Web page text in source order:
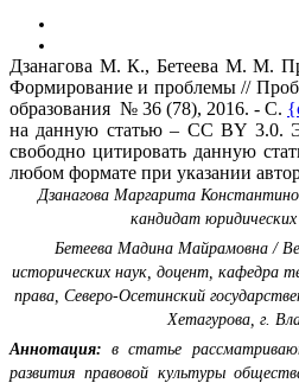
Дзанагова М. К., Бетеева М. М.
Формирование и проблемы //
образования № 36 (78), 2016. - С.
на данную статью – CC BY 3.0.
свободно цитировать данную
любом формате при указании
Дзанагова Маргарита
кандидат
Бетеева Мадина Майрамовна /
исторических наук, доцент, кафедра
права, Северо-Осетинский
Хетагурова, г.
Аннотация: в статье
развития правовой культуры